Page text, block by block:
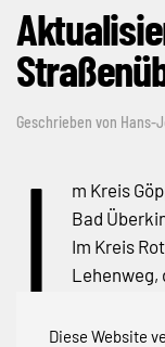
Diese Website
Geschrieben von Hans-
I
m Kreis
Bad
Im Kreis
Lehenweg,
ergänzt.